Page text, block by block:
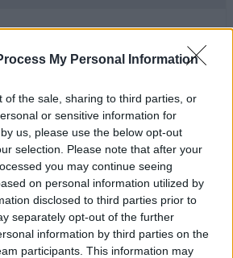
My Personal Information
of the sale, sharing to third parties, or
or sensitive information for
us, please use the below opt-out
selection. Please note that after your
you may continue seeing
on personal information utilized by
disclosed to third parties prior to
separately opt-out of the further
information by third parties on the
participants. This information may
ζωή.
οι δυο